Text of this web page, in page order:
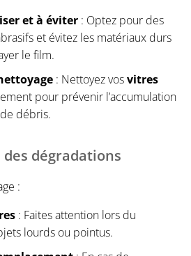
et à éviter : Optez pour des
et évitez les matériaux durs
le film.
: Nettoyez vosvitres
pour prévenir l’accumulation
débris.
dégradations
:
: Faites attention lors du
lourds ou pointus.